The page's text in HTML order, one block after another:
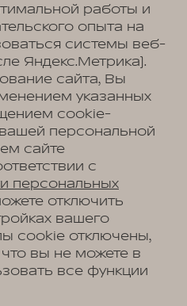
работы и
опыта на
системы веб-
Яндекс.Метрика).
сайта, Вы
указанных
cookie-
персональной
сайте
с
персональных
отключить
вашего
cookie отключены,
вы не можете в
все функции